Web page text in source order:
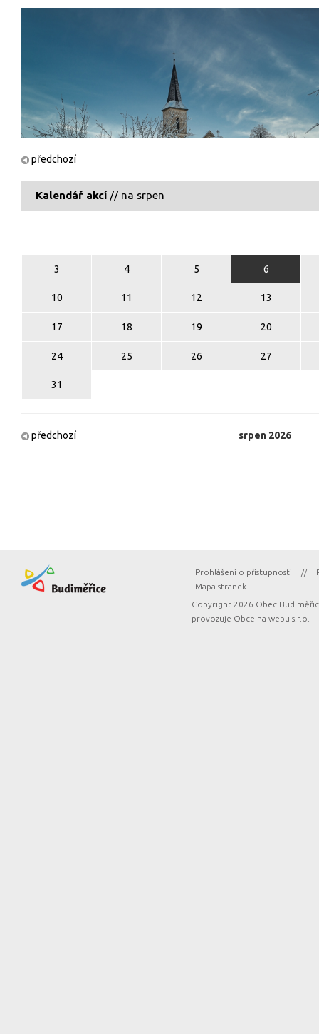
předchozí
Kalendář akcí // na srpen
3 4 5 6
10 11 12 13
17 18 19 20
24 25 26 27
31
předchozí srpen 2026
Prohlášení o přístupnosti //
Mapa stranek
Copyright 2026 Obec
provozuje Obce na webu s.r.o.